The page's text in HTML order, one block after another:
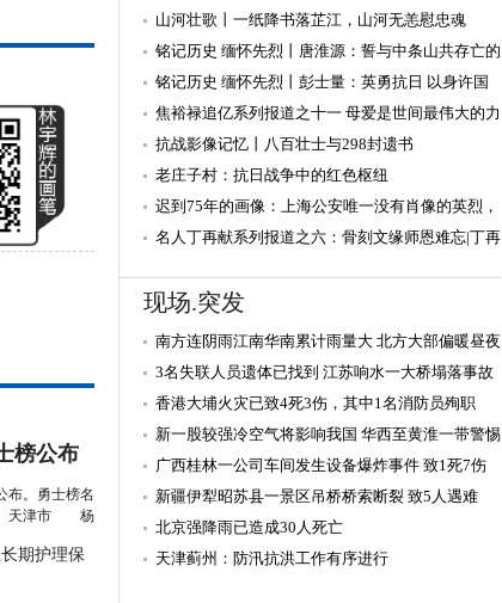
榜公布
布。勇士榜名
天津市 杨
期护理保
山河壮歌丨一纸降书落芷江，山河无恙慰忠魂
铭记历史 缅怀先烈丨唐淮源：誓与中条山共存亡的
抗日英烈
铭记历史 缅怀先烈丨彭士量：英勇抗日 以身许国
焦裕禄追亿系列报道之十一 母爱是世间最伟大的力
量 言传身教
抗战影像记忆丨八百壮士与298封遗书
老庄子村：抗日战争中的红色枢纽
迟到75年的画像：上海公安唯一没有肖像的英烈，
重现年轻模样
名人丁再献系列报道之六：骨刻文缘师恩难忘|丁再
现场.突发
南方连阴雨江南华南累计雨量大 北方大部偏暖昼夜
温差显著
3名失联人员遗体已找到 江苏响水一大桥塌落事故
造成5人死亡
香港大埔火灾已致4死3伤，其中1名消防员殉职
新一股较强冷空气将影响我国 华西至黄淮一带警惕
持续降雨致灾
广西桂林一公司车间发生设备爆炸事件 致1死7伤
新疆伊犁昭苏县一景区吊桥桥索断裂 致5人遇难
北京强降雨已造成30人死亡
天津蓟州：防汛抗洪工作有序进行